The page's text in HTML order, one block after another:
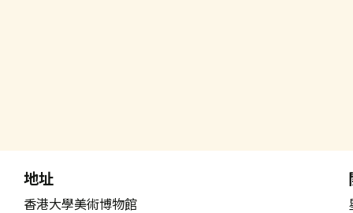
地址
香港大學美術博物館